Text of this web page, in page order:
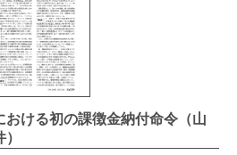
おける初の課徴金納付命令（山